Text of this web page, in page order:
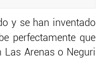
y se han inventado
perfectamente que
Las Arenas o Neguri